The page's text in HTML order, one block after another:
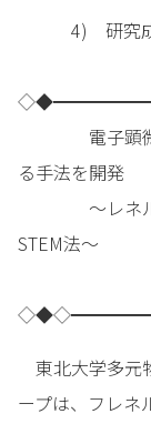
4) 研究
電子顕微鏡
る手法を開発
～レネルゾ
STEM法～
東北大学多元
ープは、フレネ